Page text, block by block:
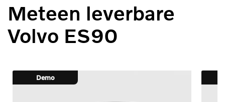
Meteen leverbare
Volvo ES90
Demo